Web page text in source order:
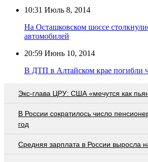
10:31 Июль 8, 2014
На Осташковском шоссе
автомобилей
20:59 Июнь 10, 2014
В ДТП в Алтайском крае погибли
Экс-глава ЦРУ: США «мечутся как
В России сократилось число
год
Средняя зарплата в России выросла